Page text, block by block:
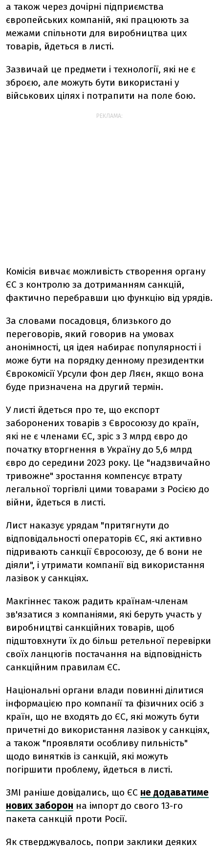
а також через дочірні підприємства
європейських компаній, які працюють за
межами спільноти для виробництва цих
товарів, йдеться в листі.
Зазвичай це предмети і технології, які не є
зброєю, але можуть бути використані у
військових цілях і потрапити на поле бою.
РЕКЛАМА:
Комісія вивчає можливість створення органу
ЄС з контролю за дотриманням санкцій,
фактично перебравши цю функцію від урядів.
За словами посадовця, близького до
переговорів, який говорив на умовах
анонімності, ця ідея набирає популярності і
може бути на порядку денному президентки
Єврокомісії Урсули фон дер Ляєн, якщо вона
буде призначена на другий термін.
У листі йдеться про те, що експорт
заборонених товарів з Євросоюзу до країн,
які не є членами ЄС, зріс з 3 млрд євро до
початку вторгнення в Україну до 5,6 млрд
євро до середини 2023 року. Це "надзвичайно
тривожне" зростання компенсує втрату
легальної торгівлі цими товарами з Росією до
війни, йдеться в листі.
Лист наказує урядам "притягнути до
відповідальності операторів ЄС, які активно
підривають санкції Євросоюзу, де б вони не
діяли", і утримати компанії від використання
лазівок у санкціях.
Макгіннес також радить країнам-членам
зв'язатися з компаніями, які беруть участь у
виробництві санкційних товарів, щоб
підштовхнути їх до більш ретельної перевірки
своїх ланцюгів постачання на відповідність
санкційним правилам ЄС.
Національні органи влади повинні ділитися
інформацією про компанії та фізичних осіб з
країн, що не входять до ЄС, які можуть бути
причетні до використання лазівок у санкціях,
а також "проявляти особливу пильність"
щодо винятків із санкцій, які можуть
погіршити проблему, йдеться в листі.
ЗМІ раніше довідались, що ЄС не додаватиме
нових заборон на імпорт до свого 13-го
пакета санкцій проти Росії.
Як стверджувалось, попри заклики деяких